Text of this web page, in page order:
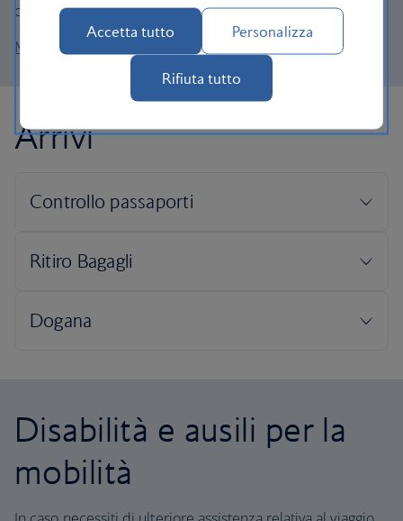
con possibili ritardi ai controlli di sicurezza.
Maggiori informazioni sull'assistenza ai disabili
Arrivi
Disabilità e ausili per la
mobilità
Accetta tutto Personalizza
Rifiuta tutto